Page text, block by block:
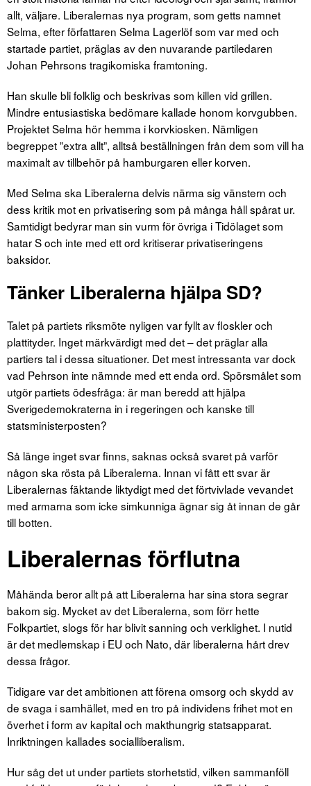
allt, väljare. Liberalernas nya program, som getts namnet
Selma, efter författaren Selma Lagerlöf som var med och
startade partiet, präglas av den nuvarande partiledaren
Johan Pehrsons tragikomiska framtoning.
Han skulle bli folklig och beskrivas som killen vid grillen.
Mindre entusiastiska bedömare kallade honom korvgubben.
Projektet Selma hör hemma i korvkiosken. Nämligen
begreppet ”extra allt”, alltså beställningen från dem som vill ha
maximalt av tillbehör på hamburgaren eller korven.
Med Selma ska Liberalerna delvis närma sig vänstern och
dess kritik mot en privatisering som på många håll spårat ur.
Samtidigt bedyrar man sin vurm för övriga i Tidölaget som
hatar S och inte med ett ord kritiserar privatiseringens
baksidor.
Tänker Liberalerna hjälpa SD?
Talet på partiets riksmöte nyligen var fyllt av floskler och
plattityder. Inget märkvärdigt med det – det präglar alla
partiers tal i dessa situationer. Det mest intressanta var dock
vad Pehrson inte nämnde med ett enda ord. Spörsmålet som
utgör partiets ödesfråga: är man beredd att hjälpa
Sverigedemokraterna in i regeringen och kanske till
statsministerposten?
Så länge inget svar finns, saknas också svaret på varför
någon ska rösta på Liberalerna. Innan vi fått ett svar är
Liberalernas fäktande liktydigt med det förtvivlade vevandet
med armarna som icke simkunniga ägnar sig åt innan de går
till botten.
Liberalernas förflutna
Måhända beror allt på att Liberalerna har sina stora segrar
bakom sig. Mycket av det Liberalerna, som förr hette
Folkpartiet, slogs för har blivit sanning och verklighet. I nutid
är det medlemskap i EU och Nato, där liberalerna hårt drev
dessa frågor.
Tidigare var det ambitionen att förena omsorg och skydd av
de svaga i samhället, med en tro på individens frihet mot en
överhet i form av kapital och makthungrig statsapparat.
Inriktningen kallades socialliberalism.
Hur såg det ut under partiets storhetstid, vilken sammanföll